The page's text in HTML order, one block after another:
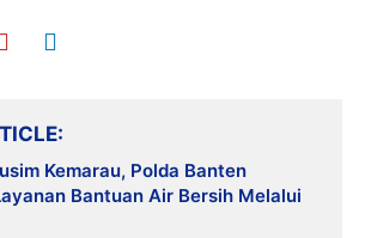
Kemarau, Polda Banten
Bantuan Air Bersih Melalui